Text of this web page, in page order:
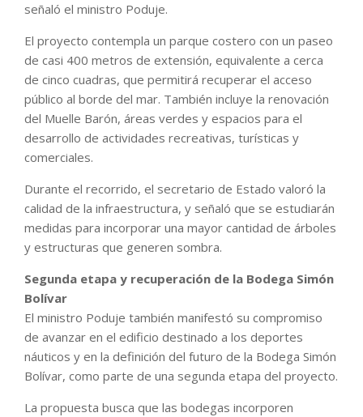
señaló el ministro Poduje.
El proyecto contempla un parque costero con un paseo
de casi 400 metros de extensión, equivalente a cerca
de cinco cuadras, que permitirá recuperar el acceso
público al borde del mar. También incluye la renovación
del Muelle Barón, áreas verdes y espacios para el
desarrollo de actividades recreativas, turísticas y
comerciales.
Durante el recorrido, el secretario de Estado valoró la
calidad de la infraestructura, y señaló que se estudiarán
medidas para incorporar una mayor cantidad de árboles
y estructuras que generen sombra.
Segunda etapa y recuperación de la Bodega Simón
Bolívar
El ministro Poduje también manifestó su compromiso
de avanzar en el edificio destinado a los deportes
náuticos y en la definición del futuro de la Bodega Simón
Bolívar, como parte de una segunda etapa del proyecto.
La propuesta busca que las bodegas incorporen